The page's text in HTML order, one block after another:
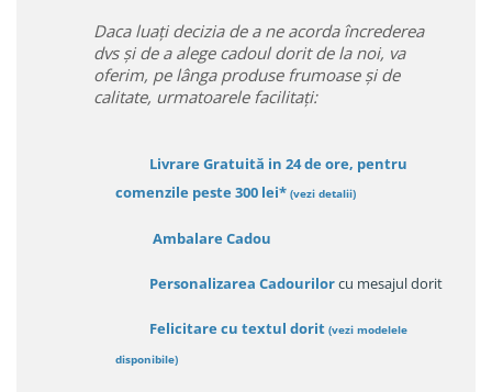
Daca luați decizia de a ne acorda încrederea
dvs și de a alege cadoul dorit de la noi, va
oferim, pe lânga produse frumoase și de
calitate, urmatoarele facilitați:
Livrare Gratuită in 24 de ore, pentru
comenzile peste 300 lei* (vezi detalii)
Ambalare Cadou
Personalizarea Cadourilorcu mesajul dorit
Felicitare cu textul dorit (vezi modelele
disponibile)